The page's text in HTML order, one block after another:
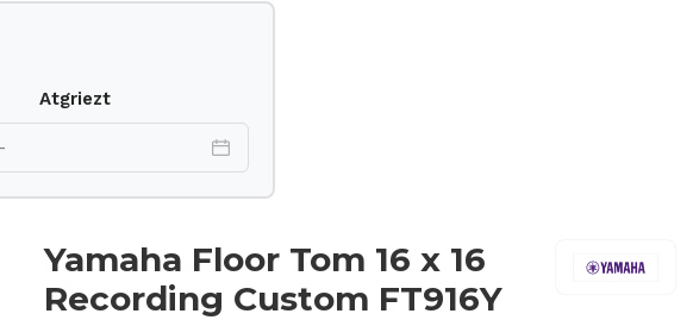
Atgriezt
Yamaha Floor Tom 16 x 16
Recording Custom FT916Y